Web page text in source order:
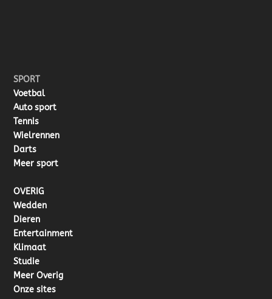
SPORT
Voetbal
Auto sport
Tennis
Wielrennen
Darts
Meer sport
OVERIG
Wedden
Dieren
Entertainment
Klimaat
Studie
Meer Overig
Onze sites